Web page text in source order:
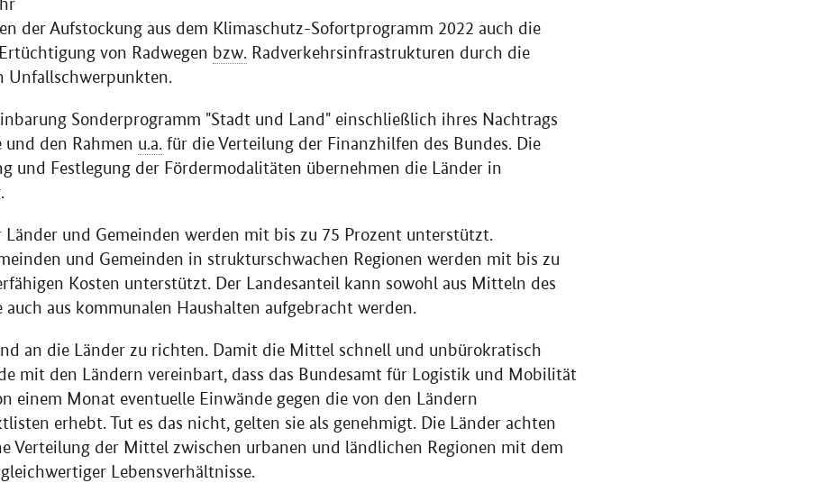
der Aufstockung aus dem Klimaschutz-Sofortprogramm 2022 auch die
von Radwegen bzw. Radverkehrsinfrastrukturen durch die
Unfallschwerpunkten.
Sonderprogramm "Stadt und Land" einschließlich ihres Nachtrags
den Rahmen u.a. für die Verteilung der Finanzhilfen des Bundes. Die
und Festlegung der Fördermodalitäten übernehmen die Länder in
Länder und Gemeinden werden mit bis zu 75 Prozent unterstützt.
und Gemeinden in strukturschwachen Regionen werden mit bis zu
Kosten unterstützt. Der Landesanteil kann sowohl aus Mitteln des
auch aus kommunalen Haushalten aufgebracht werden.
an die Länder zu richten. Damit die Mittel schnell und unbürokratisch
mit den Ländern vereinbart, dass das Bundesamt für Logistik und Mobilität
einem Monat eventuelle Einwände gegen die von den Ländern
erhebt. Tut es das nicht, gelten sie als genehmigt. Die Länder achten
Verteilung der Mittel zwischen urbanen und ländlichen Regionen mit dem
Lebensverhältnisse.